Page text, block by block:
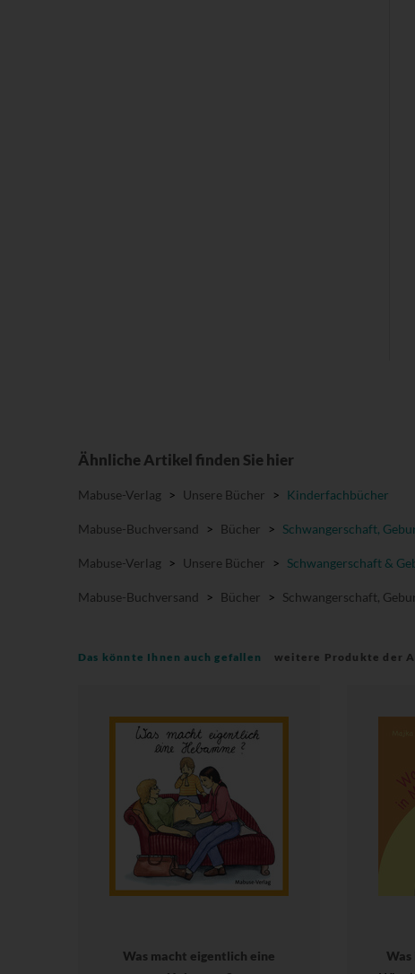
Ähnliche Artikel finden Sie hier
Mabuse-Verlag > Unsere Bücher > Kinderfachbücher
Mabuse-Buchversand > Bücher > Schwangerschaft,
Mabuse-Verlag > Unsere Bücher > Schwangerschaft &
Mabuse-Buchversand > Bücher > Schwangerschaft,
Das könnte Ihnen auch gefallen weitere Produkte der
Was macht eigentlich eine
Was